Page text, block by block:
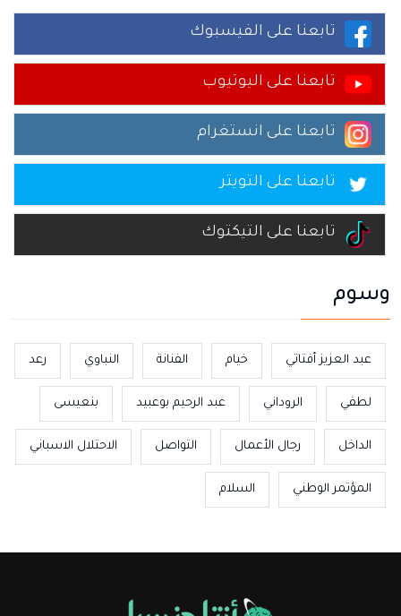
تابعنا على الفيسبوك
تابعنا على اليوتيوب
تابعنا على انستغرام
تابعنا على التويتر
تابعنا على التيكتوك
وسوم
عبد العزيز أفتاتي خيام الفنانة النباوي رعد
لطفي الروداني عبد الرحيم بوعبيد بنعيسى
الداخل رجال الأعمال التواصل الاحتلال الاسباني
المؤتمر الوطني السلام